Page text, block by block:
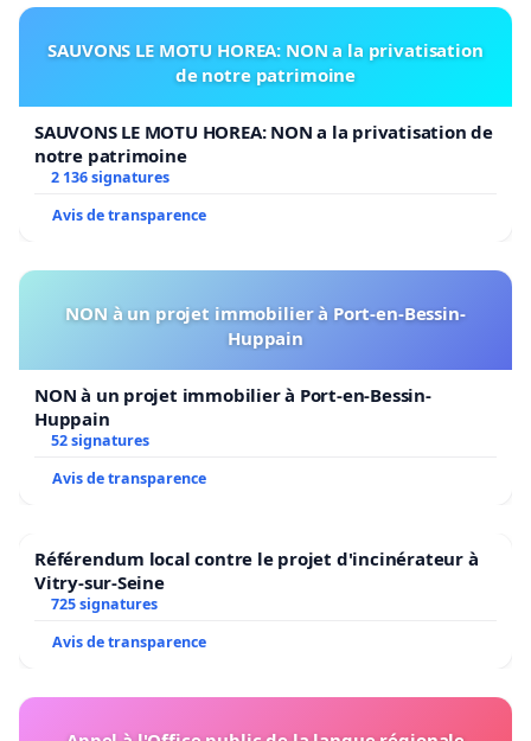
SAUVONS LE MOTU HOREA: NON a la privatisation
de notre patrimoine
SAUVONS LE MOTU HOREA: NON a la privatisation de
notre patrimoine
2 136 signatures
Avis de transparence
NON à un projet immobilier à Port-en-Bessin-
Huppain
NON à un projet immobilier à Port-en-Bessin-
Huppain
52 signatures
Avis de transparence
Référendum local contre le projet d'incinérateur à
Vitry-sur-Seine
725 signatures
Avis de transparence